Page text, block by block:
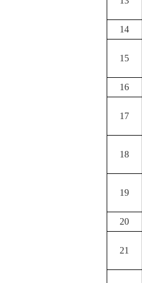
14
15
16
17
18
19
20
21